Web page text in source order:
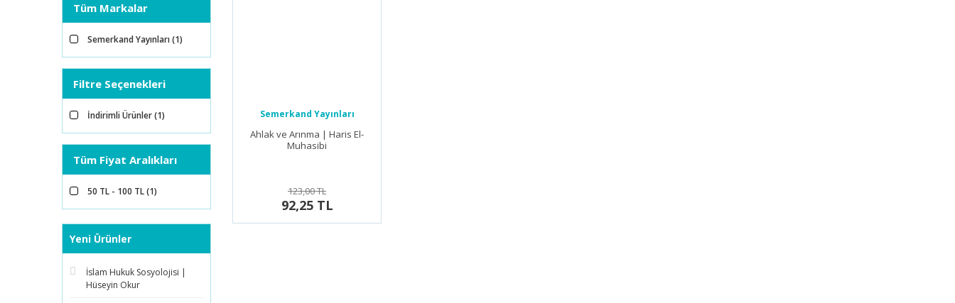
Tüm Markalar
Semerkand Yayınları (1)
Filtre Seçenekleri
İndirimli Ürünler (1)
Tüm Fiyat Aralıkları
50 TL - 100 TL (1)
Yeni Ürünler
İslam Hukuk Sosyolojisi |
Hüseyin Okur
Semerkand Yayınları
Ahlak ve Arınma | Haris El-
Muhasibi
123,00 TL
92,25 TL